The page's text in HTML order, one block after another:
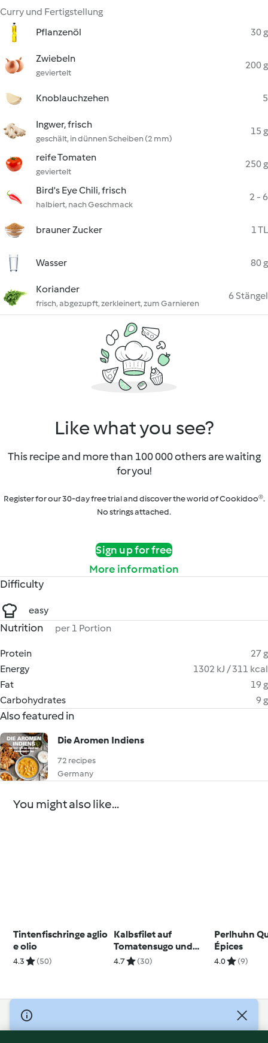
Curry und Fertigstellung
Pflanzenöl
30 g
Zwiebeln
geviertelt
200 g
Knoblauchzehen 5
Ingwer, frisch
geschält, in dünnen Scheiben (2 mm)
15 g
reife Tomaten
geviertelt
250 g
Bird's Eye Chili, frisch
halbiert, nach Geschmack
2 - 6
brauner Zucker 1 TL
Wasser 80 g
Koriander
frisch, abgezupft, zerkleinert, zum Garnieren
6 Stängel
Like what you see?
This recipe and more than 100 000 others are waiting
for you!
Register for our 30-day free trial and discover the world of Cookidoo®.
No strings attached.
Sign up for free
More information
Difficulty
easy
Nutrition per 1 Portion
Protein
27 g
Energy
1302 kJ / 311 kcal
Fat
19 g
Carbohydrates
9 g
Also featured in
Die Aromen Indiens
72 recipes
Germany
You might also like...
Tintenfischringe aglio
e olio
4.3 (50)
Kalbsfilet auf
Tomatensugo und
Zitronenreis
4.7 (30)
Perlhuhn
Épices
4.0 (9)
© Copyright 2026